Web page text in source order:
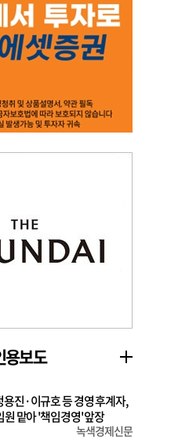
용보도
진·이규호 등 경영 후계자,
맡아 '책임경영' 앞장
녹색경제신문